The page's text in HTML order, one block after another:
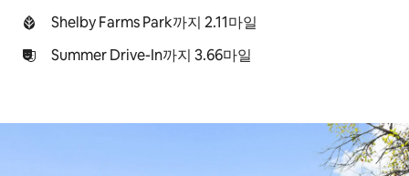
Shelby Farms Park까지 2.11마일
Summer Drive-In까지 3.66마일